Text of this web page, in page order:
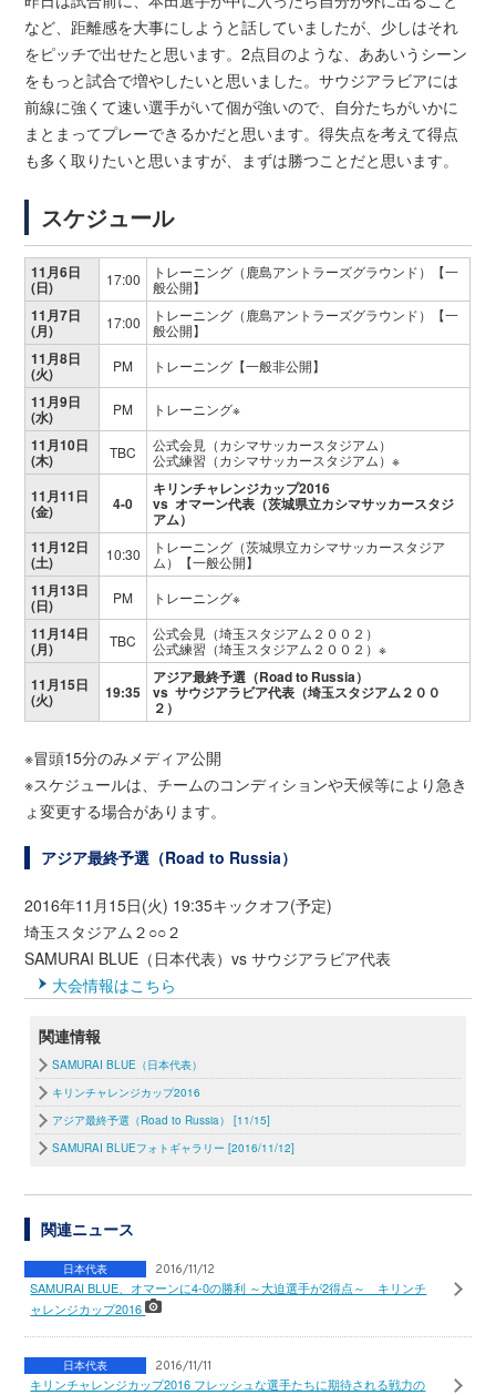
など、距離感を大事にしようと話していましたが、少しはそれ
をピッチで出せたと思います。2点目のような、ああいうシーン
をもっと試合で増やしたいと思いました。サウジアラビアには
前線に強くて速い選手がいて個が強いので、自分たちがいかに
まとまってプレーできるかだと思います。得失点を考えて得点
も多く取りたいと思いますが、まずは勝つことだと思います。
スケジュール
11月6日
(日) 17:00
トレーニング（鹿島アントラーズグラウンド）【一
般公開】
11月7日
(月) 17:00
トレーニング（鹿島アントラーズグラウンド）【一
般公開】
11月8日
(火) PM トレーニング【一般非公開】
11月9日
(水) PM トレーニング※
11月10日
(木) TBC
公式会見（カシマサッカースタジアム）
公式練習（カシマサッカースタジアム）※
11月11日
(金) 4-0
キリンチャレンジカップ2016
vs オマーン代表（茨城県立カシマサッカースタジ
アム）
11月12日
(土) 10:30
トレーニング（茨城県立カシマサッカースタジア
ム）【一般公開】
11月13日
(日) PM トレーニング※
11月14日
(月) TBC
公式会見（埼玉スタジアム２００２）
公式練習（埼玉スタジアム２００２）※
11月15日
(火) 19:35
アジア最終予選（Road to Russia）
vs サウジアラビア代表（埼玉スタジアム２００
２）
※冒頭15分のみメディア公開
※スケジュールは、チームのコンディションや天候等により急き
ょ変更する場合があります。
アジア最終予選（Road to Russia）
2016年11月15日(火) 19:35キックオフ(予定)
埼玉スタジアム２○○２
SAMURAI BLUE（日本代表）vs サウジアラビア代表
大会情報はこちら
関連情報
SAMURAI BLUE（日本代表）
キリンチャレンジカップ2016
アジア最終予選（Road to Russia） [11/15]
SAMURAI BLUEフォトギャラリー [2016/11/12]
関連ニュース
日本代表 2016/11/12
SAMURAI BLUE、オマーンに4-0の勝利 ～大迫選手が2得点～ キリンチ
ャレンジカップ2016
日本代表 2016/11/11
キリンチャレンジカップ2016 フレッシュな選手たちに期待される戦力の